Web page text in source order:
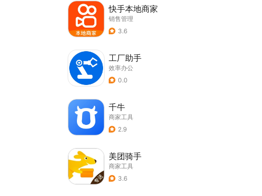
快手本地商家
销售管理
3.6
工厂助手
效率办公
0.0
千牛
商家工具
2.9
美团骑手
商家工具
3.6